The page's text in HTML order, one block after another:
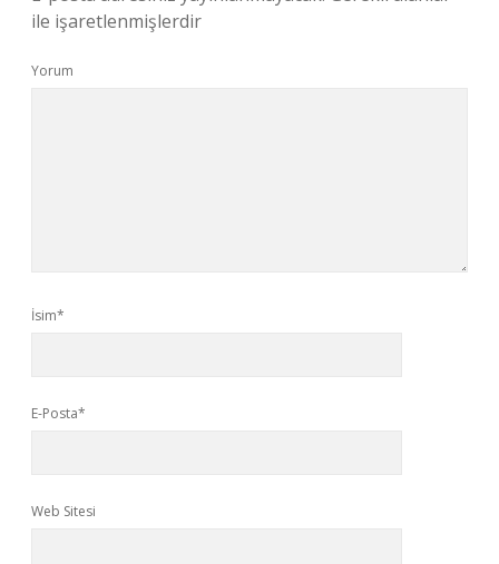
ile işaretlenmişlerdir
Yorum
İsim*
E-Posta*
Web Sitesi